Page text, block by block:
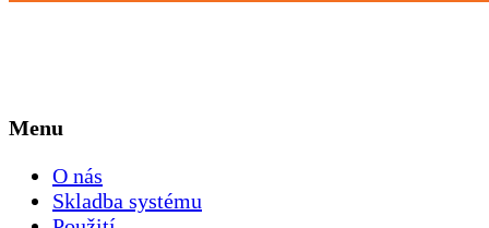
Menu
O nás
Skladba systému